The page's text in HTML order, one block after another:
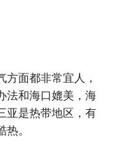
面都非常宜人，
法和海口媲美，海
亚是热带地区，有
。